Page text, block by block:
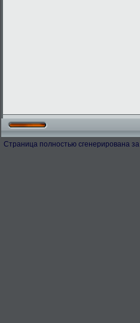
Страница полностью сгенерирована за